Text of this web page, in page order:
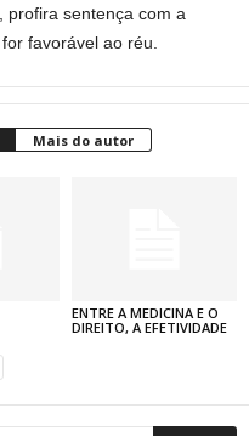
profira sentença com a
favorável ao réu.
Mais do autor
ENTRE A MEDICINA E O
DIREITO, A EFETIVIDADE